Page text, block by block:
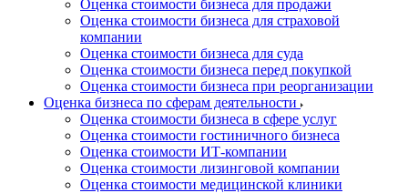
Оценка стоимости бизнеса для продажи
Оценка стоимости бизнеса для страховой
компании
Оценка стоимости бизнеса для суда
Оценка стоимости бизнеса перед покупкой
Оценка стоимости бизнеса при реорганизации
Оценка бизнеса по сферам деятельности
Оценка стоимости бизнеса в сфере услуг
Оценка стоимости гостиничного бизнеса
Оценка стоимости ИТ-компании
Оценка стоимости лизинговой компании
Оценка стоимости медицинской клиники